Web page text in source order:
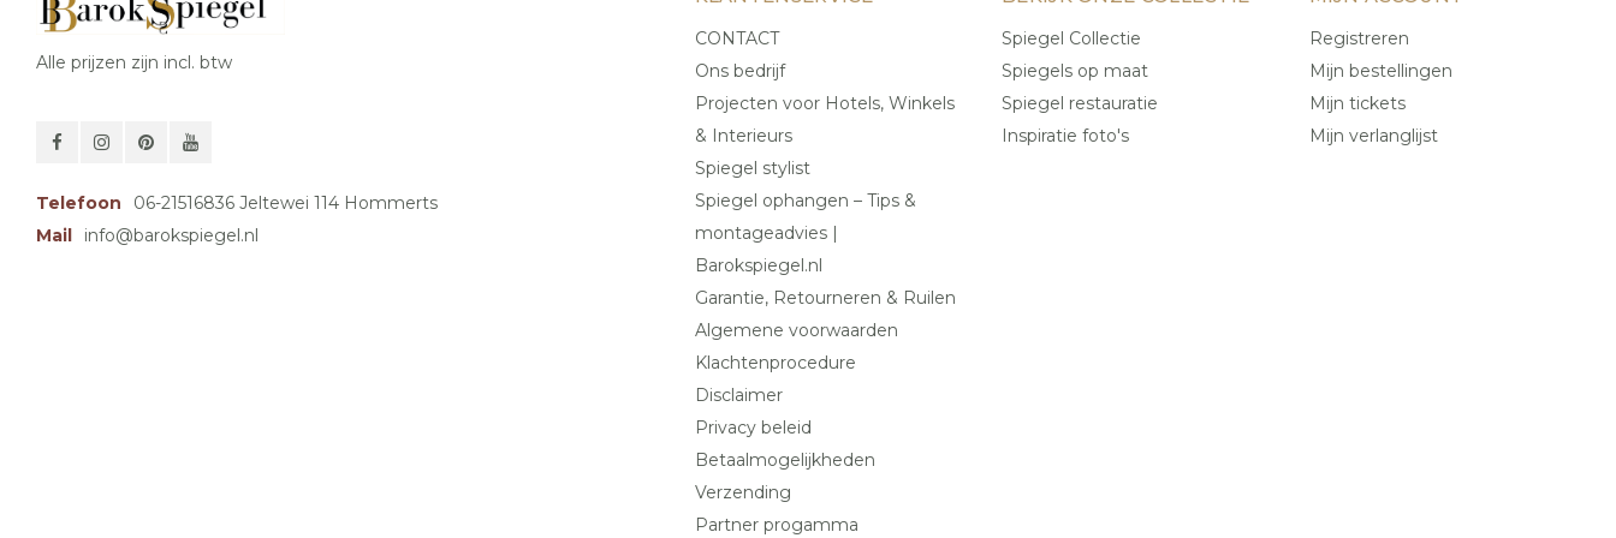
Alle prijzen zijn incl. btw
Telefoon
06-21516836 Jeltewei 114 Hommerts
Mail
info@barokspiegel.nl
CONTACT
Ons bedrijf
Projecten voor Hotels, Winkels
& Interieurs
Spiegel stylist
Spiegel ophangen – Tips &
montageadvies |
Barokspiegel.nl
Garantie, Retourneren & Ruilen
Algemene voorwaarden
Klachtenprocedure
Disclaimer
Privacy beleid
Betaalmogelijkheden
Verzending
Partner progamma
Spiegel Collectie
Spiegels op maat
Spiegel restauratie
Inspiratie foto's
Registreren
Mijn bestellingen
Mijn tickets
Mijn verlanglijst